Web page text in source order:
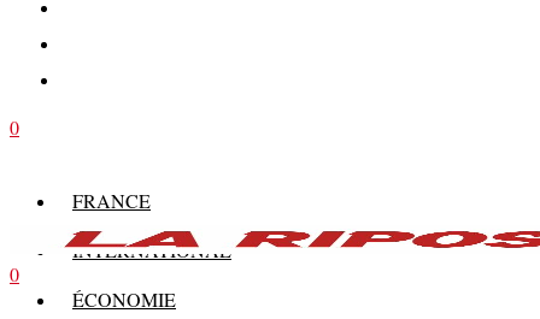
0
FRANCE
INTERNATIONAL
ÉCONOMIE
0